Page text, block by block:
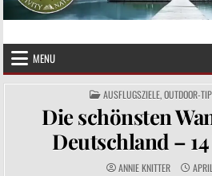
STAY WILD –
MENU
POSTED IN
AUSFLUGSZIELE,OUTDOOR-
Die schönsten
Deutschland –
AUTHOR:
ANNIE KNITTER